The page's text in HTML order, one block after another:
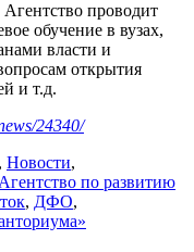
проводит
обучение в вузах,
власти и
открытия
и т.д.
24340/
Новости,
Агентство по развитию
, ДФО,